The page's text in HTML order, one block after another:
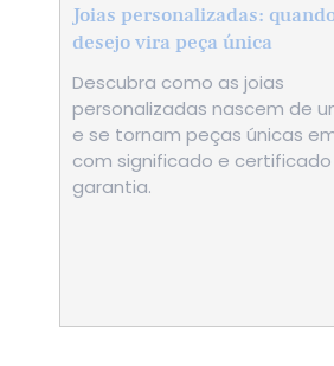
Joias personalizadas:
desejo vira peça única
Descubra como as joias
personalizadas nascem de
e se tornam peças únicas em
com significado e
garantia.